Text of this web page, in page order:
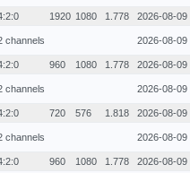
1920 1080 1.778 2026-08-09
channels 2026-08-09
960 1080 1.778 2026-08-09
channels 2026-08-09
720 576 1.818 2026-08-09
channels 2026-08-09
960 1080 1.778 2026-08-09